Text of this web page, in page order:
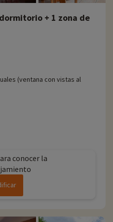
deben ir acompañadas
Pierre & Vacances
+ 1 zona de
(ventana con vistas al
conocer la